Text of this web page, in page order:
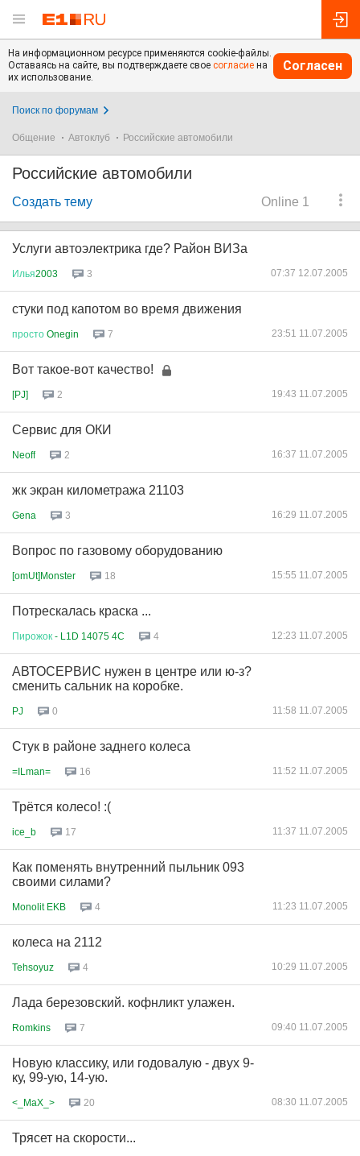
На информационном ресурсе применяются cookie-файлы.
Оставаясь на сайте, вы подтверждаете свое согласие на
их использование.
Согласен
Поиск по форумам
Общение Автоклуб Российские автомобили
Российские автомобили
Online 1
Создать тему
Услуги автоэлектрика где? Район ВИЗа
Илья2003 3 07:37 12.07.2005
стуки под капотом во время движения
просто Onegin 7 23:51 11.07.2005
Вот такое-вот качество!
[PJ] 2 19:43 11.07.2005
Сервис для ОКИ
Neoff 2 16:37 11.07.2005
жк экран километража 21103
Gena 3 16:29 11.07.2005
Вопрос по газовому оборудованию
[omUt]Monster 18 15:55 11.07.2005
Потрескалась краска ...
Пирожок - L1D 14075 4C 4 12:23 11.07.2005
АВТОСЕРВИС нужен в центре или ю-з?
сменить сальник на коробке.
PJ 0 11:58 11.07.2005
Стук в районе заднего колеса
=ILman= 16 11:52 11.07.2005
Трётся колесо! :(
ice_b 17 11:37 11.07.2005
Как поменять внутренний пыльник 093
своими силами?
Monolit EKB 4 11:23 11.07.2005
колеса на 2112
Tehsoyuz 4 10:29 11.07.2005
Лада березовский. кофнликт улажен.
Romkins 7 09:40 11.07.2005
Новую классику, или годовалую - двух 9-
ку, 99-ую, 14-ую.
<_MaX_> 20 08:30 11.07.2005
Трясет на скорости...